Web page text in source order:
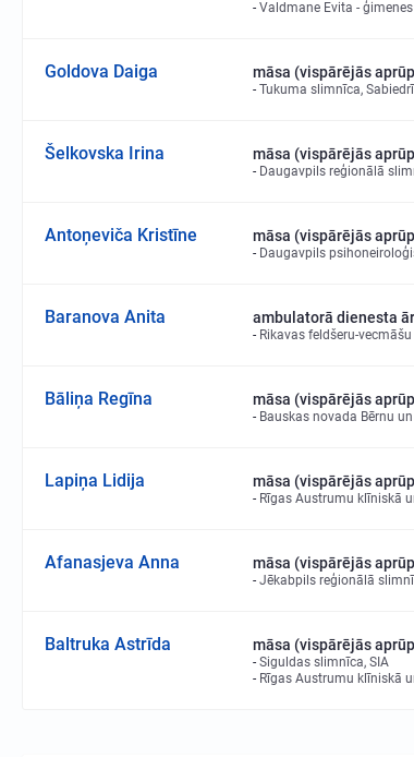
Valdmane Evita -
Goldova Daiga māsa (vispārējās
Tukuma slimnīca,
Šelkovska Irina māsa (vispārējās
Daugavpils reģionālā
Antoņeviča Kristīne māsa (vispārējās
Daugavpils
Baranova Anita ambulatorā dienesta
Rikavas feldšeru-
Bāliņa Regīna māsa (vispārējās
Bauskas novada Bērnu
Lapiņa Lidija māsa (vispārējās
Rīgas Austrumu klīniskā
Afanasjeva Anna māsa (vispārējās
Jēkabpils reģionālā
Baltruka Astrīda māsa (vispārējās
Siguldas slimnīca, SIA
Rīgas Austrumu klīniskā